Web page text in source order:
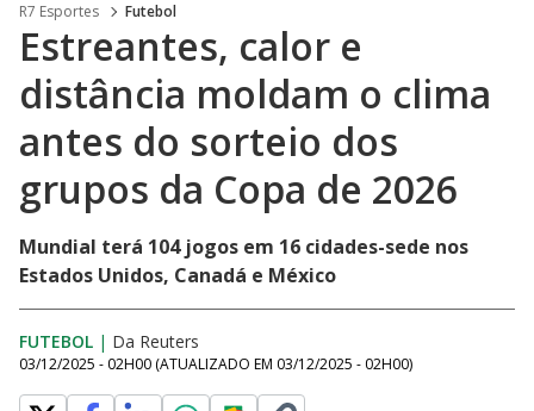
R7 Esportes Futebol
Estreantes, calor e
distância moldam o clima
antes do sorteio dos
grupos da Copa de 2026
Mundial terá 104 jogos em 16 cidades-sede nos
Estados Unidos, Canadá e México
FUTEBOL | Da Reuters
03/12/2025 - 02H00 (ATUALIZADO EM 03/12/2025 - 02H00)